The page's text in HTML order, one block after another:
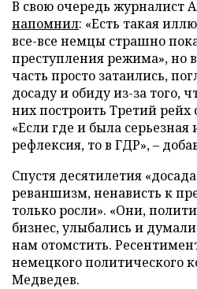
В свою очередь журналист
напомнил: «Есть такая
все-все немцы страшно
преступления режима», но
часть просто затаились,
досаду и обиду из-за того,
них построить Третий рейх
«Если где и была серьезная
рефлексия, то в ГДР», –
Спустя десятилетия
реваншизм, ненависть к
только росли». «Они,
бизнес, улыбались и
нам отомстить.
немецкого политического
Медведев.